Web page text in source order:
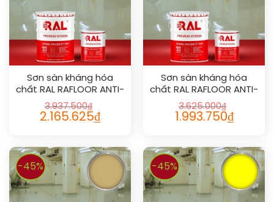
Sơn sàn kháng hóa
chất RAL RAFLOOR ANTI-
CHEM 1021
3.937.500₫
2.165.625₫
Sơn sàn kháng hóa
chất RAL RAFLOOR ANTI-
CHEM 1000
3.625.000₫
1.993.750₫
-45% -45%